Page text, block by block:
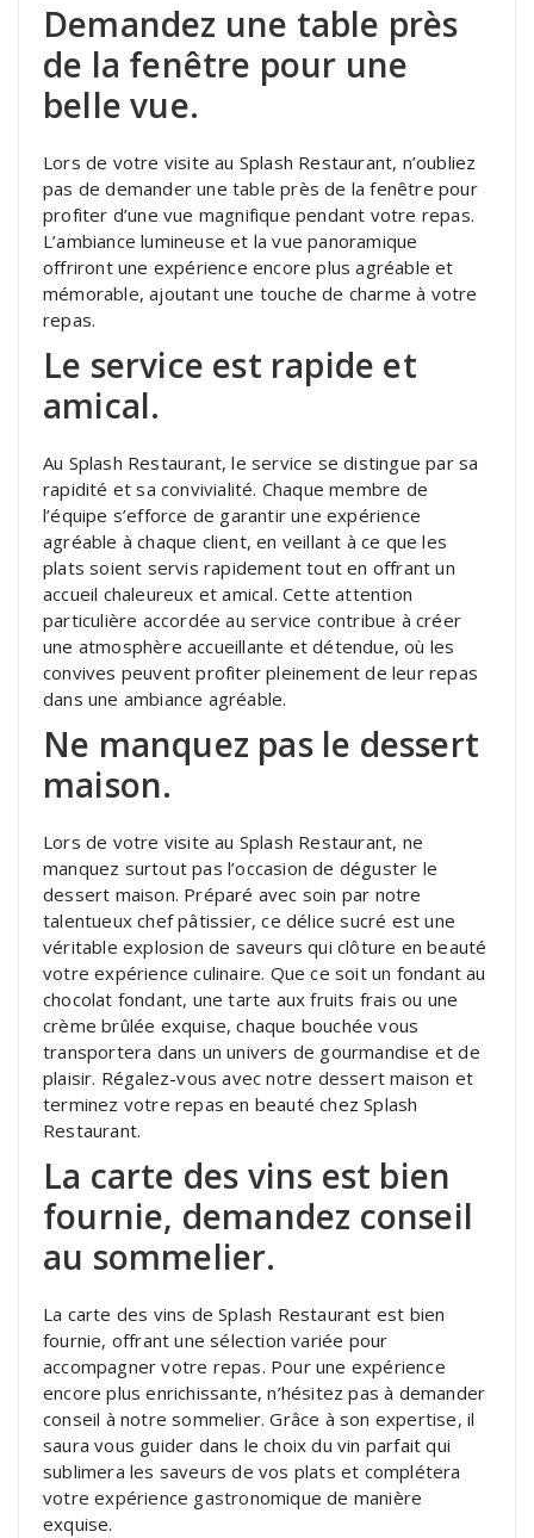
Demandez une table près
de la fenêtre pour une
belle vue.
Lors de votre visite au Splash Restaurant, n’oubliez
pas de demander une table près de la fenêtre pour
profiter d’une vue magnifique pendant votre repas.
L’ambiance lumineuse et la vue panoramique
offriront une expérience encore plus agréable et
mémorable, ajoutant une touche de charme à votre
repas.
Le service est rapide et
amical.
Au Splash Restaurant, le service se distingue par sa
rapidité et sa convivialité. Chaque membre de
l’équipe s’efforce de garantir une expérience
agréable à chaque client, en veillant à ce que les
plats soient servis rapidement tout en offrant un
accueil chaleureux et amical. Cette attention
particulière accordée au service contribue à créer
une atmosphère accueillante et détendue, où les
convives peuvent profiter pleinement de leur repas
dans une ambiance agréable.
Ne manquez pas le dessert
maison.
Lors de votre visite au Splash Restaurant, ne
manquez surtout pas l’occasion de déguster le
dessert maison. Préparé avec soin par notre
talentueux chef pâtissier, ce délice sucré est une
véritable explosion de saveurs qui clôture en beauté
votre expérience culinaire. Que ce soit un fondant au
chocolat fondant, une tarte aux fruits frais ou une
crème brûlée exquise, chaque bouchée vous
transportera dans un univers de gourmandise et de
plaisir. Régalez-vous avec notre dessert maison et
terminez votre repas en beauté chez Splash
Restaurant.
La carte des vins est bien
fournie, demandez conseil
au sommelier.
La carte des vins de Splash Restaurant est bien
fournie, offrant une sélection variée pour
accompagner votre repas. Pour une expérience
encore plus enrichissante, n’hésitez pas à demander
conseil à notre sommelier. Grâce à son expertise, il
saura vous guider dans le choix du vin parfait qui
sublimera les saveurs de vos plats et complétera
votre expérience gastronomique de manière
exquise.